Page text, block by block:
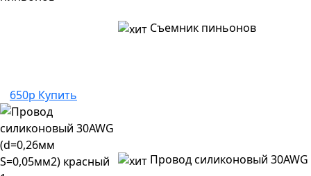
Съемник пиньонов
650р Купить
Провод силиконовый 30AWG